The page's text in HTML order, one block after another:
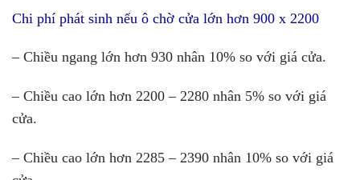
Chi phí phát sinh nếu ô chờ cửa lớn hơn 900 x 2200
– Chiều ngang lớn hơn 930 nhân 10% so với giá cửa.
– Chiều cao lớn hơn 2200 – 2280 nhân 5% so với giá
cửa.
– Chiều cao lớn hơn 2285 – 2390 nhân 10% so với giá